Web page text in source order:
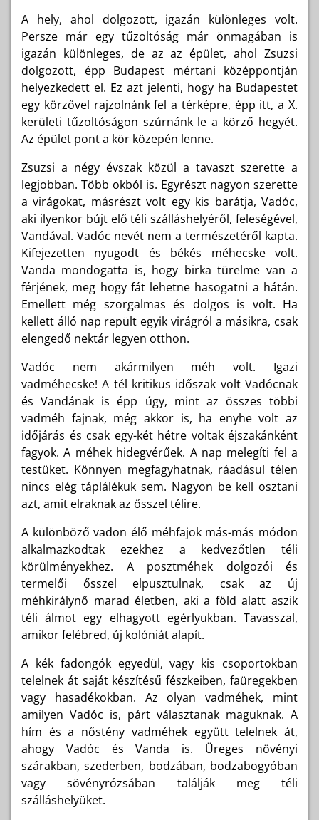
A hely, ahol dolgozott, igazán különleges volt.
Persze már egy tűzoltóság már önmagában is
igazán különleges, de az az épület, ahol Zsuzsi
dolgozott, épp Budapest mértani középpontján
helyezkedett el. Ez azt jelenti, hogy ha Budapestet
egy körzővel rajzolnánk fel a térképre, épp itt, a X.
kerületi tűzoltóságon szúrnánk le a körző hegyét.
Az épület pont a kör közepén lenne.
Zsuzsi a négy évszak közül a tavaszt szerette a
legjobban. Több okból is. Egyrészt nagyon szerette
a virágokat, másrészt volt egy kis barátja, Vadóc,
aki ilyenkor bújt elő téli szálláshelyéről, feleségével,
Vandával. Vadóc nevét nem a természetéről kapta.
Kifejezetten nyugodt és békés méhecske volt.
Vanda mondogatta is, hogy birka türelme van a
férjének, meg hogy fát lehetne hasogatni a hátán.
Emellett még szorgalmas és dolgos is volt. Ha
kellett álló nap repült egyik virágról a másikra, csak
elengedő nektár legyen otthon.
Vadóc nem akármilyen méh volt. Igazi
vadméhecske! A tél kritikus időszak volt Vadócnak
és Vandának is épp úgy, mint az összes többi
vadméh fajnak, még akkor is, ha enyhe volt az
időjárás és csak egy-két hétre voltak éjszakánként
fagyok. A méhek hidegvérűek. A nap melegíti fel a
testüket. Könnyen megfagyhatnak, ráadásul télen
nincs elég táplálékuk sem. Nagyon be kell osztani
azt, amit elraknak az ősszel télire.
A különböző vadon élő méhfajok más-más módon
alkalmazkodtak ezekhez a kedvezőtlen téli
körülményekhez. A posztméhek dolgozói és
termelői ősszel elpusztulnak, csak az új
méhkirálynő marad életben, aki a föld alatt aszik
téli álmot egy elhagyott egérlyukban. Tavasszal,
amikor felébred, új kolóniát alapít.
A kék fadongók egyedül, vagy kis csoportokban
telelnek át saját készítésű fészkeiben, faüregekben
vagy hasadékokban. Az olyan vadméhek, mint
amilyen Vadóc is, párt választanak maguknak. A
hím és a nőstény vadméhek együtt telelnek át,
ahogy Vadóc és Vanda is. Üreges növényi
szárakban, szederben, bodzában, bodzabogyóban
vagy sövényrózsában találják meg téli
szálláshelyüket.